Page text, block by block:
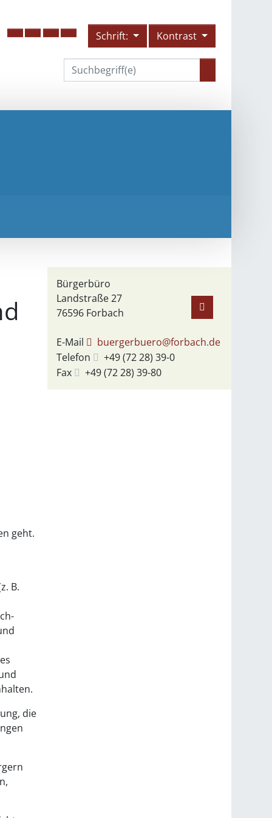
Schrift: Kontrast
geht.
B.
die
Bürgerbüro
Landstraße 27
76596 Forbach
E-Mail
buergerbuero@forbach.de
Telefon
+49 (7228) 39-0
Fax
+49 (7228) 39-80